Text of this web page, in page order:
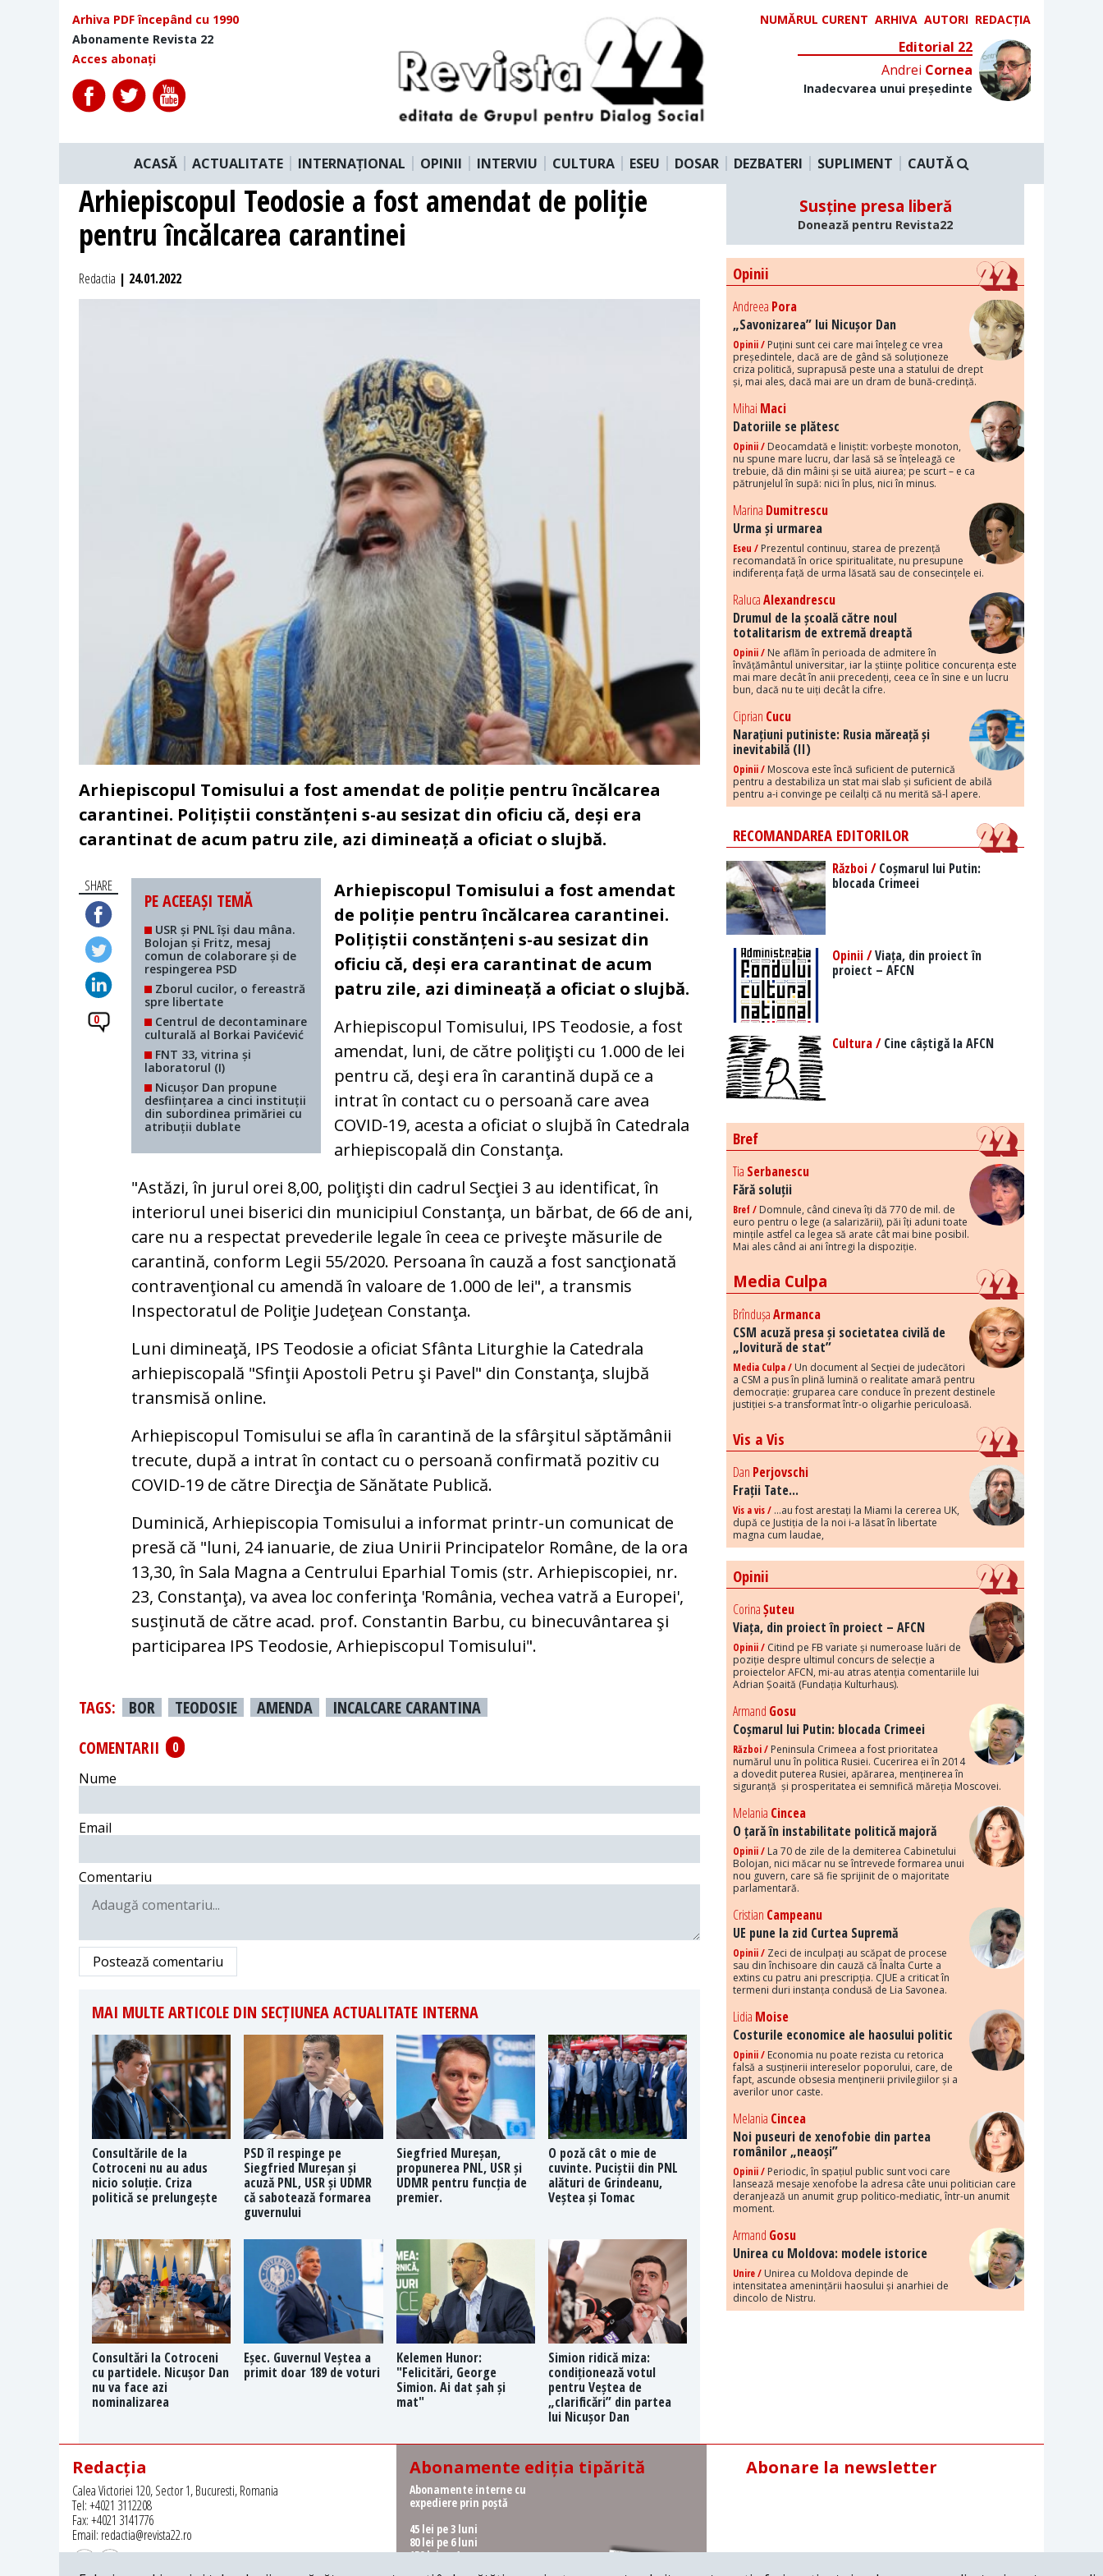
Arhiva PDF începând cu 1990
Abonamente Revista 22
Acces abonați
NUMĂRUL CURENT ARHIVA AUTORI REDACȚIA
Editorial 22
Andrei Cornea
Inadecvarea unui președinte
ACASĂ ACTUALITATE INTERNAȚIONAL OPINII INTERVIU CULTURA ESEU DOSAR DEZBATERI SUPLIMENT CAUTĂ
Arhiepiscopul Teodosie a fost amendat de poliție
pentru încălcarea carantinei
Redactia | 24.01.2022
Arhiepiscopul Tomisului a fost amendat de poliție pentru încălcarea
carantinei. Polițiștii constănțeni s-au sesizat din oficiu că, deși era
carantinat de acum patru zile, azi dimineață a oficiat o slujbă.
SHARE
0
PE ACEEAȘI TEMĂ
USR și PNL își dau mâna.
Bolojan și Fritz, mesaj
comun de colaborare și de
respingerea PSD
Zborul cucilor, o fereastră
spre libertate
Centrul de decontaminare
culturală al Borkai Pavićević
FNT 33, vitrina și
laboratorul (I)
Nicușor Dan propune
desființarea a cinci instituții
din subordinea primăriei cu
atribuții dublate
Arhiepiscopul Tomisului a fost amendat
de poliție pentru încălcarea carantinei.
Polițiștii constănțeni s-au sesizat din
oficiu că, deși era carantinat de acum
patru zile, azi dimineață a oficiat o slujbă.
Arhiepiscopul Tomisului, IPS Teodosie, a fost
amendat, luni, de către poliţişti cu 1.000 de lei
pentru că, deşi era în carantină după ce a
intrat în contact cu o persoană care avea
COVID-19, acesta a oficiat o slujbă în Catedrala
arhiepiscopală din Constanţa.
"Astăzi, în jurul orei 8,00, poliţişti din cadrul Secţiei 3 au identificat, în
interiorul unei biserici din municipiul Constanţa, un bărbat, de 66 de ani,
care nu a respectat prevederile legale în ceea ce priveşte măsurile de
carantină, conform Legii 55/2020. Persoana în cauză a fost sancţionată
contravenţional cu amendă în valoare de 1.000 de lei", a transmis
Inspectoratul de Poliţie Judeţean Constanţa.
Luni dimineaţă, IPS Teodosie a oficiat Sfânta Liturghie la Catedrala
arhiepiscopală "Sfinţii Apostoli Petru şi Pavel" din Constanţa, slujbă
transmisă online.
Arhiepiscopul Tomisului se afla în carantină de la sfârşitul săptămânii
trecute, după a intrat în contact cu o persoană confirmată pozitiv cu
COVID-19 de către Direcţia de Sănătate Publică.
Duminică, Arhiepiscopia Tomisului a informat printr-un comunicat de
presă că "luni, 24 ianuarie, de ziua Unirii Principatelor Române, de la ora
13,30, în Sala Magna a Centrului Eparhial Tomis (str. Arhiepiscopiei, nr.
23, Constanţa), va avea loc conferinţa 'România, vechea vatră a Europei',
susţinută de către acad. prof. Constantin Barbu, cu binecuvântarea şi
participarea IPS Teodosie, Arhiepiscopul Tomisului".
TAGS: BOR TEODOSIE AMENDA
INCALCARE CARANTINA
COMENTARII
0
Nume
Email
Comentariu
Postează comentariu
MAI MULTE ARTICOLE DIN SECȚIUNEA ACTUALITATE INTERNA
Consultările de la
Cotroceni nu au adus
nicio soluție. Criza
politică se prelungește
PSD îl respinge pe
Siegfried Mureșan și
acuză PNL, USR și UDMR
că sabotează formarea
guvernului
Siegfried Mureșan,
propunerea PNL, USR și
UDMR pentru funcția de
premier.
O poză cât o mie de
cuvinte. Puciștii din PNL
alături de Grindeanu,
Veștea și Tomac
Consultări la Cotroceni
cu partidele. Nicușor Dan
nu va face azi
nominalizarea
Eșec. Guvernul Veștea a
primit doar 189 de voturi
Kelemen Hunor:
"Felicitări, George
Simion. Ai dat șah și
mat"
Simion ridică miza:
condiționează votul
pentru Veștea de
„clarificări” din partea
lui Nicușor Dan
Susține presa liberă
Donează pentru Revista22
Opinii
Andreea Pora
„Savonizarea” lui Nicușor Dan
Opinii / Puțini sunt cei care mai înțeleg ce vrea
președintele, dacă are de gând să soluționeze
criza politică, suprapusă peste una a statului de drept
și, mai ales, dacă mai are un dram de bună-credință.
Mihai Maci
Datoriile se plătesc
Opinii / Deocamdată e liniștit: vorbește monoton,
nu spune mare lucru, dar lasă să se înțeleagă ce
trebuie, dă din mâini și se uită aiurea; pe scurt – e ca
pătrunjelul în supă: nici în plus, nici în minus.
Marina Dumitrescu
Urma și urmarea
Eseu / Prezentul continuu, starea de prezență
recomandată în orice spiritualitate, nu presupune
indiferența față de urma lăsată sau de consecințele ei.
RalucaAlexandrescu
Drumul de la școală către noul
totalitarism de extremă dreaptă
Opinii / Ne aflăm în perioada de admitere în
învățământul universitar, iar la științe politice concurența este
mai mare decât în anii precedenți, ceea ce în sine e un lucru
bun, dacă nu te uiți decât la cifre.
Ciprian Cucu
Narațiuni putiniste: Rusia măreață și
inevitabilă (II)
Opinii / Moscova este încă suficient de puternică
pentru a destabiliza un stat mai slab și suficient de abilă
pentru a-i convinge pe ceilalți că nu merită să-l apere.
RECOMANDAREA EDITORILOR
Război /Coșmarul lui Putin:
blocada Crimeei
Opinii /Viața, din proiect în
proiect – AFCN
Cultura /Cine câștigă la AFCN
Bref
Tia Serbanescu
Fără soluții
Bref / Domnule, când cineva îți dă 770 de mil. de
euro pentru o lege (a salarizării), păi îți aduni toate
mințile astfel ca legea să arate cât mai bine posibil.
Mai ales când ai ani întregi la dispoziție.
Media Culpa
BrîndușaArmanca
CSM acuză presa și societatea civilă de
„lovitură de stat”
Media Culpa / Un document al Secției de judecători
a CSM a pus în plină lumină o realitate amară pentru
democrație: gruparea care conduce în prezent destinele
justiției s-a transformat într-o oligarhie periculoasă.
Vis a Vis
Dan Perjovschi
Frații Tate...
Vis a vis / ...au fost arestați la Miami la cererea UK,
după ce Justiția de la noi i-a lăsat în libertate
magna cum laudae,
Opinii
CorinaȘuteu
Viața, din proiect în proiect – AFCN
Opinii / Citind pe FB variate și numeroase luări de
poziție despre ultimul concurs de selecție a
proiectelor AFCN, mi-au atras atenția comentariile lui
Adrian Șoaită (Fundația Kulturhaus).
Armand Gosu
Coșmarul lui Putin: blocada Crimeei
Război / Peninsula Crimeea a fost prioritatea
numărul unu în politica Rusiei. Cucerirea ei în 2014
a dovedit puterea Rusiei, apărarea, menținerea în
siguranță și prosperitatea ei semnifică măreția Moscovei.
Melania Cincea
O țară în instabilitate politică majoră
Opinii / La 70 de zile de la demiterea Cabinetului
Bolojan, nici măcar nu se întrevede formarea unui
nou guvern, care să fie sprijinit de o majoritate
parlamentară.
Cristian Campeanu
UE pune la zid Curtea Supremă
Opinii / Zeci de inculpați au scăpat de procese
sau din închisoare din cauză că Înalta Curte a
extins cu patru ani prescripția. CJUE a criticat în
termeni duri instanța condusă de Lia Savonea.
Lidia Moise
Costurile economice ale haosului politic
Opinii / Economia nu poate rezista cu retorica
falsă a susținerii intereselor poporului, care, de
fapt, ascunde obsesia menținerii privilegiilor și a
averilor unor caste.
Melania Cincea
Noi puseuri de xenofobie din partea
românilor „neaoși”
Opinii / Periodic, în spațiul public sunt voci care
lansează mesaje xenofobe la adresa câte unui politician care
deranjează un anumit grup politico-mediatic, într-un anumit
moment.
Armand Gosu
Unirea cu Moldova: modele istorice
Unire / Unirea cu Moldova depinde de
intensitatea amenințării haosului și anarhiei de
dincolo de Nistru.
Redacția
Calea Victoriei 120, Sector 1, Bucuresti, Romania
Tel: +4021 3112208
Fax: +4021 3141776
Email: redactia@revista22.ro
Abonamente ediția tipărită
Abonamente interne cu
expediere prin poștă
45 lei pe 3 luni
80 lei pe 6 luni
150 lei pe 1 an
Abonare la newsletter